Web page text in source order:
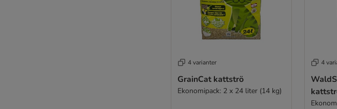
4 varianter
GrainCat kattströ
Ekonomipack: 2 x 24 liter (14 kg)
4